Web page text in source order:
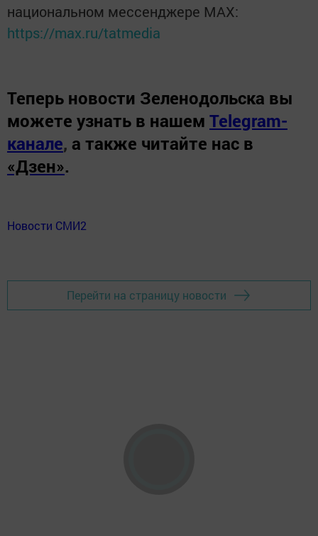
национальном мессенджере MАХ:
https://max.ru/tatmedia
Теперь новости Зеленодольска вы
можете узнать в нашем Telegram-
канале, а также читайте нас в
«Дзен».
Новости СМИ2
Перейти на страницу новости